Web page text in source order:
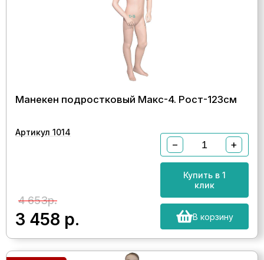
Манекен подростковый Макс-4. Рост-123см
Артикул 1014
4 653р.
3 458 р.
− +
Купить в 1
клик
В корзину